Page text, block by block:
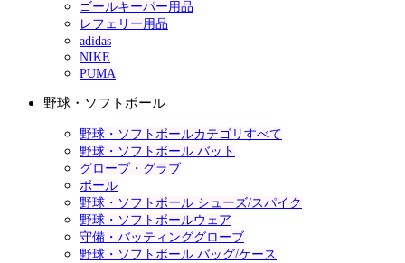
ゴールキーパー用品
レフェリー用品
adidas
NIKE
PUMA
野球・ソフトボール
野球・ソフトボールカテゴリすべて
野球・ソフトボール バット
グローブ・グラブ
ボール
野球・ソフトボール シューズ/スパイク
野球・ソフトボールウェア
守備・バッティンググローブ
野球・ソフトボール バッグ/ケース